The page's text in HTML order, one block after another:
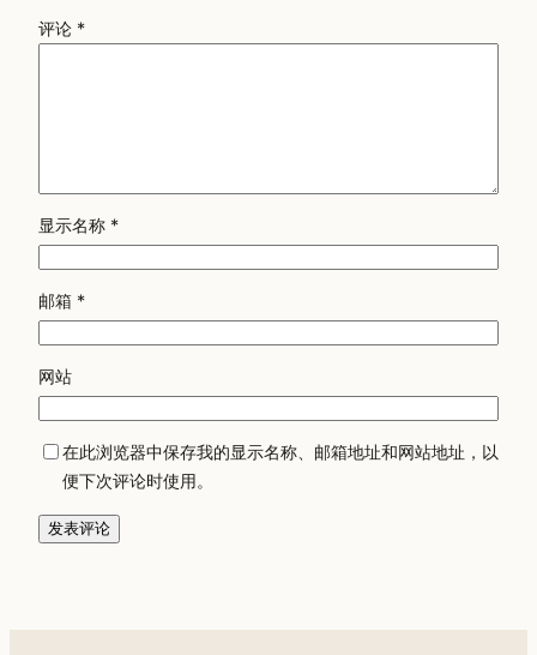
评论 *
显示名称 *
邮箱 *
网站
在此浏览器中保存我的显示名称、邮箱地址和网站地址，以
便下次评论时使用。